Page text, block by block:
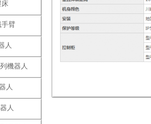
手臂
人
機器人
人
人